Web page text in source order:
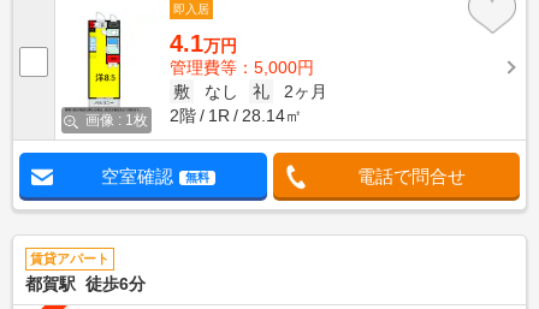
画像 : 1枚
即入居
4.1万円
管理費等：5,000円
敷
なし 礼
2ヶ月
2階
1R 28.14㎡
空室確認 無料 電話で問合せ
賃貸アパート
都賀駅 徒歩6分